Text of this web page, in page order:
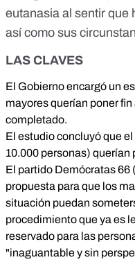
eutanasia al sentir que
así como sus
LAS CLAVES
El Gobierno encargó un
mayores querían poner
completado.
El estudio concluyó que
10.000 personas) querían
El partido Demócratas 66
propuesta para que los
situación puedan
procedimiento que ya es
reservado para las
"inaguantable y sin